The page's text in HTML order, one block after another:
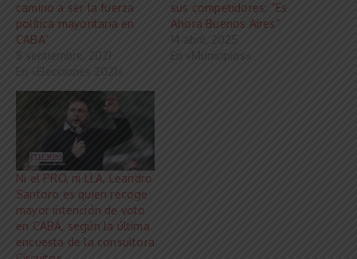
camino a ser la fuerza
política mayoritaria en
CABA”
8 septiembre, 2021
En «Elecciones 2021»
sus competidores: “Es
Ahora Buenos Aires”
14 abril, 2025
En «Municipios»
Ni el PRO, ni LLA, Leandro
Santoro es quien recoge
mayor intención de voto
en CABA, según la última
encuesta de la consultora